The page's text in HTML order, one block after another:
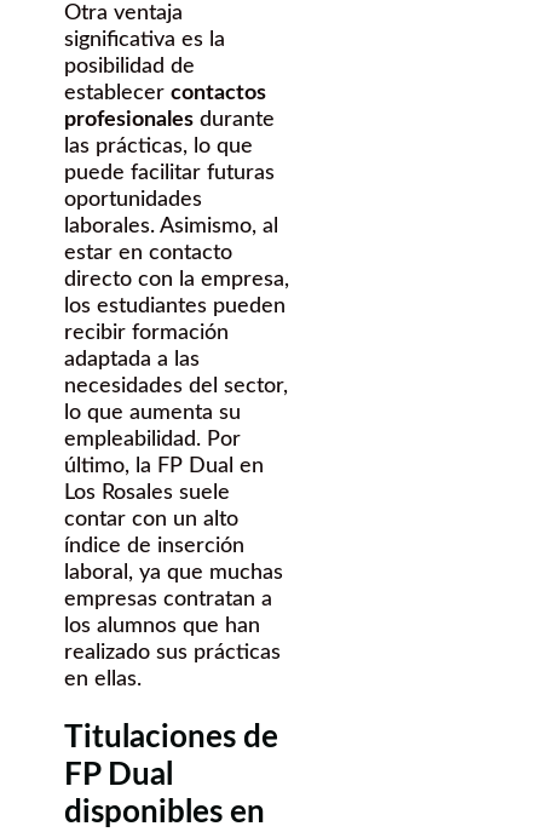
Otra ventaja
significativa es la
posibilidad de
establecer contactos
profesionales durante
las prácticas, lo que
puede facilitar futuras
oportunidades
laborales. Asimismo, al
estar en contacto
directo con la empresa,
los estudiantes pueden
recibir formación
adaptada a las
necesidades del sector,
lo que aumenta su
empleabilidad. Por
último, la FP Dual en
Los Rosales suele
contar con un alto
índice de inserción
laboral, ya que muchas
empresas contratan a
los alumnos que han
realizado sus prácticas
en ellas.
Titulaciones de
FP Dual
disponibles en